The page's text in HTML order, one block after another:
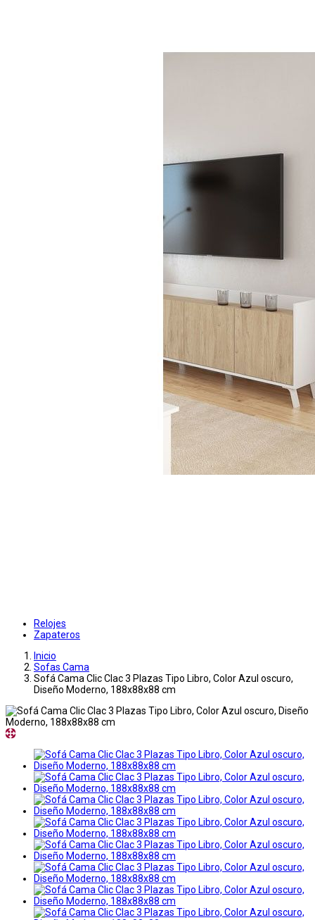
Relojes
Zapateros
Inicio
Sofas Cama
Sofá Cama Clic Clac 3 Plazas Tipo Libro, Color Azul oscuro,
Diseño Moderno, 188x88x88 cm